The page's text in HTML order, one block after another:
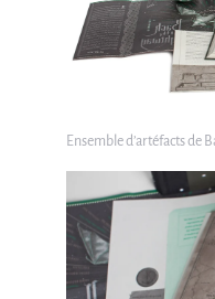
Ensemble d’artéfacts de